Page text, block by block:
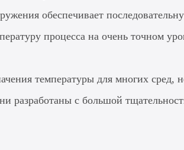
обеспечивает
процесса на очень точном
температуры для многих
разработаны с большой